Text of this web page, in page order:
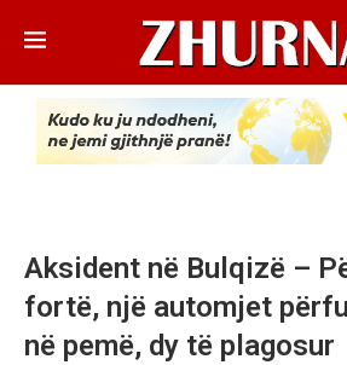
Aksident në Bulqizë –
fortë, një automjet
në pemë, dy të plagosur